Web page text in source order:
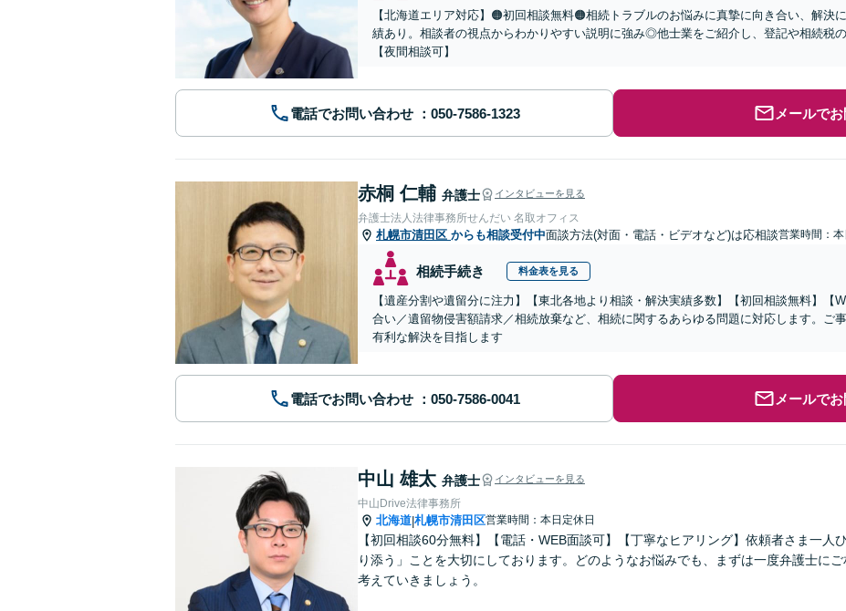
【北海道エリア対応】🟠初回相談無料🟠相続トラブルのお悩みに真摯に向き合い、解決
績あり。相談者の視点からわかりやすい説明に強み◎他士業をご紹介し、登記や相続税
【夜間相談可】
電話でお問い合わせ メールで
赤桐 仁輔 弁護士 インタビューを見る
弁護士法人法律事務所せんだい 名取オフィス
札幌市清田区 からも相談受付中面談方法(対面・電話・ビデオなど)は応相談営業時間：本
相続手続き 料金表を見る
【遺産分割や遺留分に注力】【東北各地より相談・解決実績多数】【初回相談無料】【
合い／遺留物侵害額請求／相続放棄など、相続に関するあらゆる問題に対応します。ご
有利な解決を目指します
電話でお問い合わせ メールで
中山 雄太 弁護士 インタビューを見る
中山Drive法律事務所
北海道|札幌市清田区営業時間：本日定休日
【初回相談60分無料】【電話・WEB面談可】【丁寧なヒアリング】依頼者さま一人
り添う」ことを大切にしております。どのようなお悩みでも、まずは一度弁護士に
考えていきましょう。